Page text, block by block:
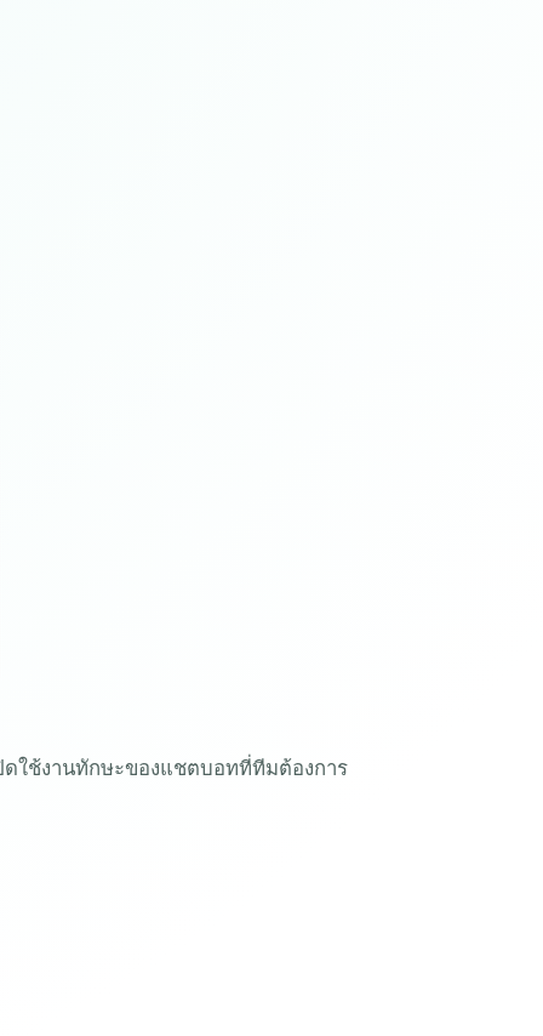
ใช้งานทักษะของแชตบอทที่ทีมต้องการ